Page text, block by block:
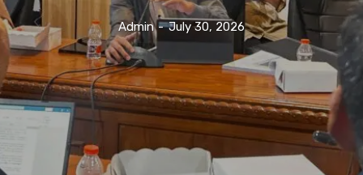
Admin - July 30, 2026